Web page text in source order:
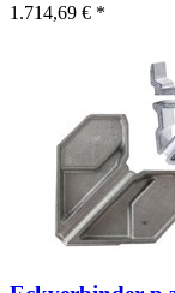
1.714,69 € *